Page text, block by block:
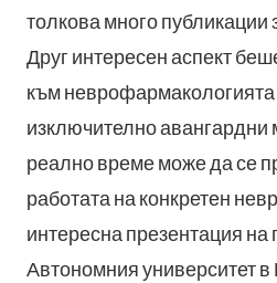
толкова много публикации
Друг интересен аспект
към неврофармакологията
изключително авангардни
реално време може да се
работата на конкретен
интересна презентация на
Автономния университет